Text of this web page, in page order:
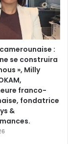
:
se construira
», Milly
franco-
fondatrice
&